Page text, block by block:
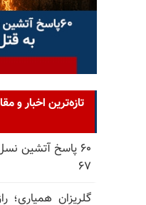
تازه‌ترین اخبار و
۶۰ پاسخ آتشین
۶۷
گلریزان همیاری؛